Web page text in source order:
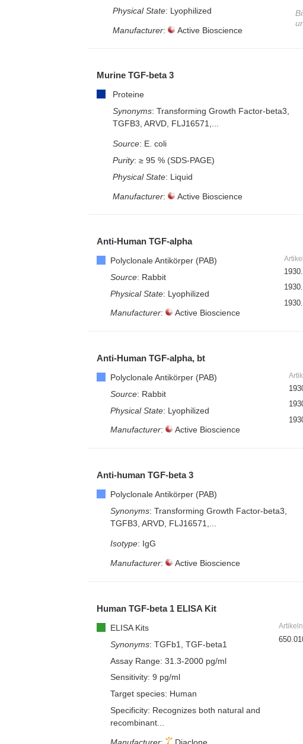
Physical State: Lyophilized
Manufacturer: Active Bioscience
Murine TGF-beta 3
Proteine
Synonyms: Transforming Growth Factor-beta3,
TGFB3, ARVD, FLJ16571,...
Source: E. coli
Purity: ≥ 95 % (SDS-PAGE)
Physical State: Liquid
Manufacturer: Active Bioscience
Anti-Human TGF-alpha
Polyclonale Antikörper (PAB)
Source: Rabbit
Physical State: Lyophilized
Manufacturer: Active Bioscience
Anti-Human TGF-alpha, bt
Polyclonale Antikörper (PAB)
Source: Rabbit
Physical State: Lyophilized
Manufacturer: Active Bioscience
Anti-human TGF-beta 3
Polyclonale Antikörper (PAB)
Synonyms: Transforming Growth Factor-beta3,
TGFB3, ARVD, FLJ16571,...
Isotype: IgG
Manufacturer: Active Bioscience
Human TGF-beta 1 ELISA Kit
ELISA Kits
Synonyms: TGFb1, TGF-beta1
Assay Range: 31.3-2000 pg/ml
Sensitivity: 9 pg/ml
Target species: Human
Specificity: Recognizes both natural and
recombinant...